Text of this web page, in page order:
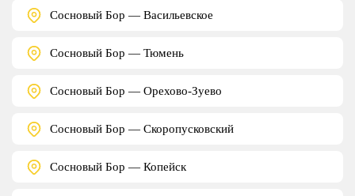
Сосновый Бор — Васильевское
Сосновый Бор — Тюмень
Сосновый Бор — Орехово-Зуево
Сосновый Бор — Скоропусковский
Сосновый Бор — Копейск